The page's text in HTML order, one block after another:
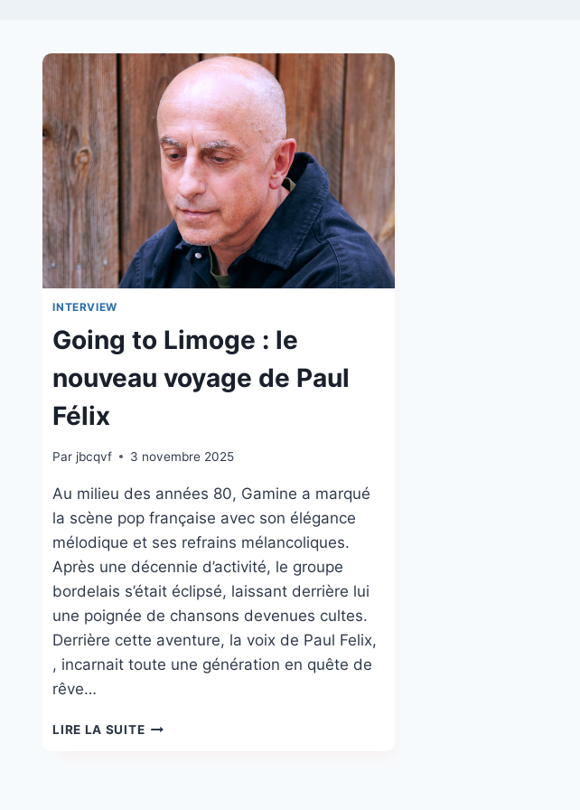
INTERVIEW
Going to Limoge : le
nouveau voyage de Paul
Félix
Par jbcqvf 3 novembre 2025
Au milieu des années 80, Gamine a marqué
la scène pop française avec son élégance
mélodique et ses refrains mélancoliques.
Après une décennie d’activité, le groupe
bordelais s’était éclipsé, laissant derrière lui
une poignée de chansons devenues cultes.
Derrière cette aventure, la voix de Paul Felix,
, incarnait toute une génération en quête de
rêve…
LIRE LA SUITEGOING